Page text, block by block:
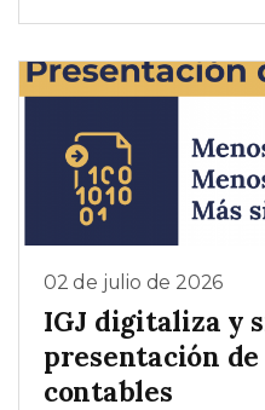
02 de julio de 2026
IGJ digitaliza y
presentación de
contables